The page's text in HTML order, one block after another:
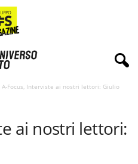
A-Focus, Interviste ai nostri lettori: Giulio
ai nostri lettori: